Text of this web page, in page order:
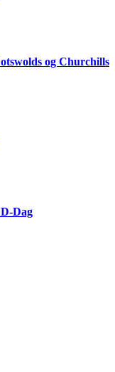
og Churchills
Dag